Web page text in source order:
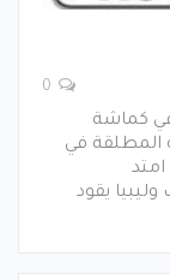
في كماشة
المطلقة في
يقود